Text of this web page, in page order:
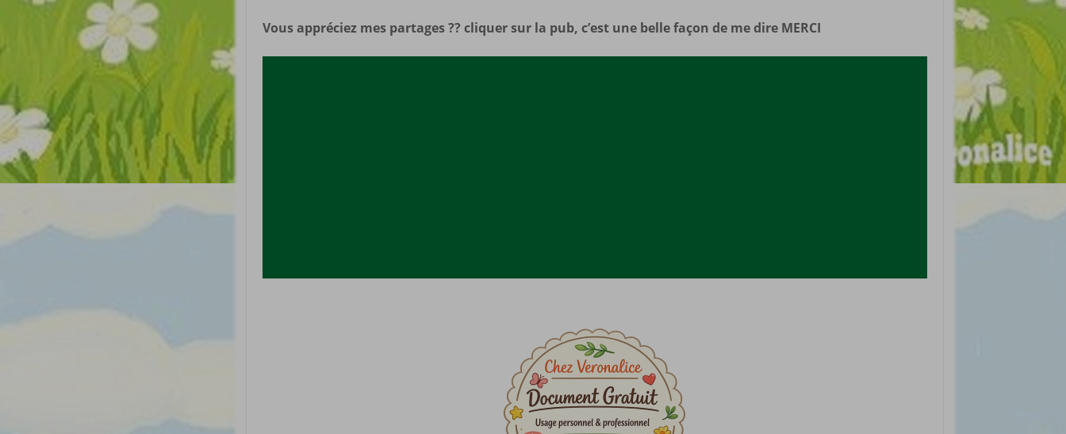
Vous appréciez mes partages ?? cliquer sur la pub, c’est une belle façon de me dire MERCI